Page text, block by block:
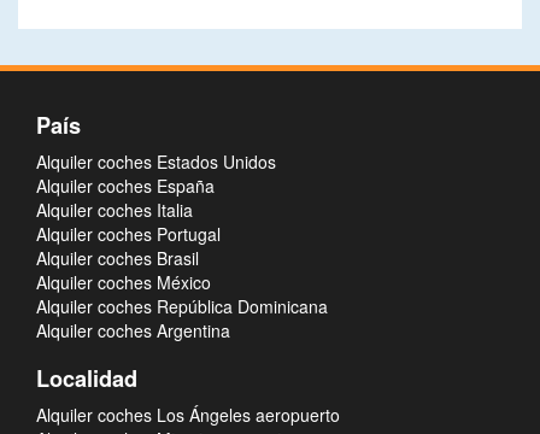
País
Alquiler coches Estados Unidos
Alquiler coches España
Alquiler coches Italia
Alquiler coches Portugal
Alquiler coches Brasil
Alquiler coches México
Alquiler coches República Dominicana
Alquiler coches Argentina
Localidad
Alquiler coches Los Ángeles aeropuerto